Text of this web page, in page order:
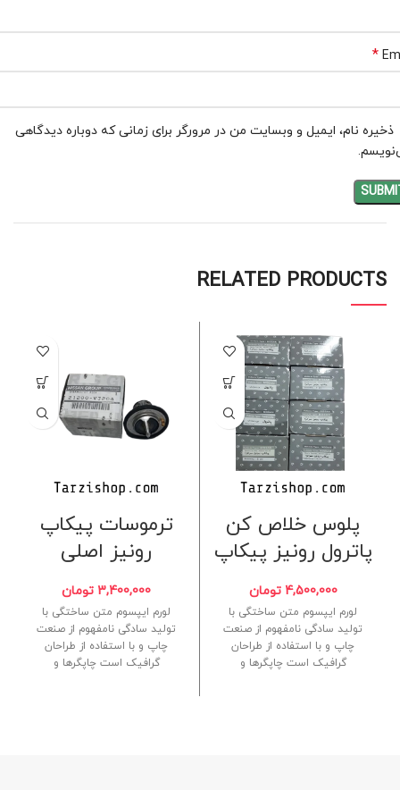
*
ذخیره نام، ایمیل و وبسایت من در مرورگر برای زمانی که دوباره دیدگاهی
RELATED PRODUCTS
پلوس خلاص کن
پاترول رونیز پیکاپ
4,500,000 تومان
لورم ایپسوم متن ساختگی با
تولید سادگی نامفهوم از صنعت
چاپ و با استفاده از طراحان
گرافیک است چاپگرها و
ترموسات پیکاپ
رونیز اصلی
3,400,000 تومان
لورم ایپسوم متن ساختگی با
تولید سادگی نامفهوم از صنعت
چاپ و با استفاده از طراحان
گرافیک است چاپگرها و